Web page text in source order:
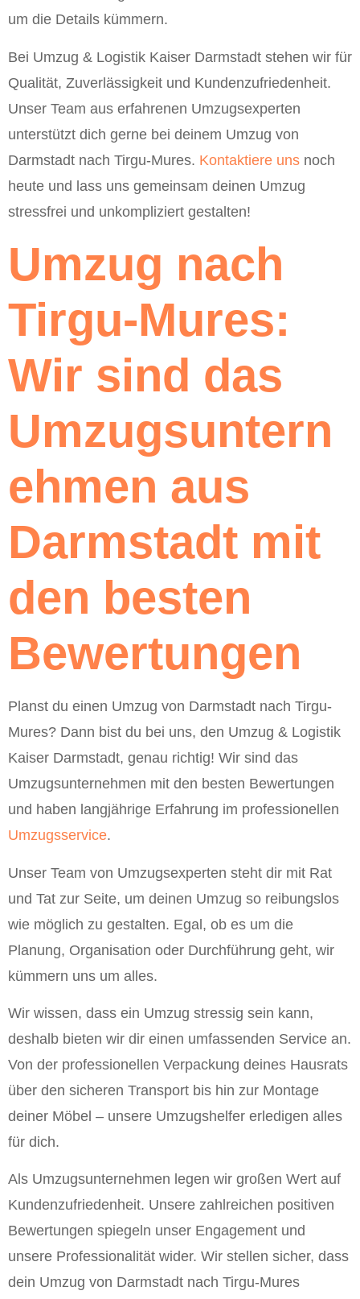
um die Details kümmern.
Bei Umzug & Logistik Kaiser Darmstadt stehen wir für
Qualität, Zuverlässigkeit und Kundenzufriedenheit.
Unser Team aus erfahrenen Umzugsexperten
unterstützt dich gerne bei deinem Umzug von
Darmstadt nach Tirgu-Mures. Kontaktiere uns noch
heute und lass uns gemeinsam deinen Umzug
stressfrei und unkompliziert gestalten!
Umzug nach
Tirgu-Mures:
Wir sind das
Umzugsuntern
ehmen aus
Darmstadt mit
den besten
Bewertungen
Planst du einen Umzug von Darmstadt nach Tirgu-
Mures? Dann bist du bei uns, den Umzug & Logistik
Kaiser Darmstadt, genau richtig! Wir sind das
Umzugsunternehmen mit den besten Bewertungen
und haben langjährige Erfahrung im professionellen
Umzugsservice.
Unser Team von Umzugsexperten steht dir mit Rat
und Tat zur Seite, um deinen Umzug so reibungslos
wie möglich zu gestalten. Egal, ob es um die
Planung, Organisation oder Durchführung geht, wir
kümmern uns um alles.
Wir wissen, dass ein Umzug stressig sein kann,
deshalb bieten wir dir einen umfassenden Service an.
Von der professionellen Verpackung deines Hausrats
über den sicheren Transport bis hin zur Montage
deiner Möbel – unsere Umzugshelfer erledigen alles
für dich.
Als Umzugsunternehmen legen wir großen Wert auf
Kundenzufriedenheit. Unsere zahlreichen positiven
Bewertungen spiegeln unser Engagement und
unsere Professionalität wider. Wir stellen sicher, dass
dein Umzug von Darmstadt nach Tirgu-Mures